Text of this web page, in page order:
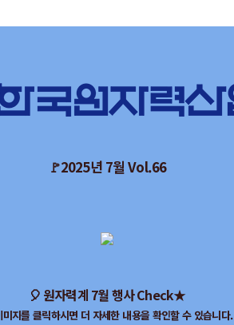
🚩2025년 7월 Vol.66
🎈 원자력계 7월 행사 Check★
지를 클릭하시면 더 자세한 내용을 확인할 수 있습니다.